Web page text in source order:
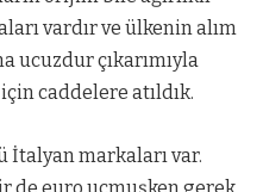
vardır ve ülkenin alım
ucuzdur çıkarımıyla
caddelere atıldık.
İtalyan markaları var.